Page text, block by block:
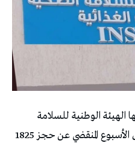
الهيئة الوطنية للسلامة
الصحية للمنتجات الغذائية خلال الأسبوع المنقضي عن حجز 1825